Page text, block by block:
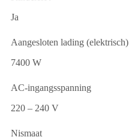
Ja
Aangesloten lading (elektrisch)
7400 W
AC-ingangsspanning
220 – 240 V
Nismaat